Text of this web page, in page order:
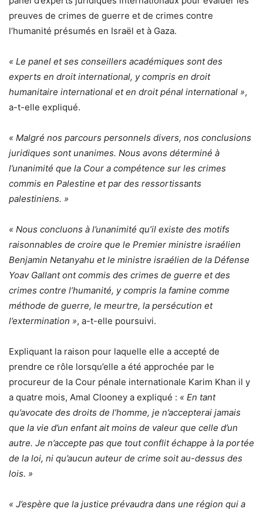
preuves de crimes de guerre et de crimes contre
l’humanité présumés en Israël et à Gaza.
« Le panel et ses conseillers académiques sont des
experts en droit international, y compris en droit
humanitaire international et en droit pénal international »,
a-t-elle expliqué.
« Malgré nos parcours personnels divers, nos conclusions
juridiques sont unanimes. Nous avons déterminé à
l’unanimité que la Cour a compétence sur les crimes
commis en Palestine et par des ressortissants
palestiniens. »
« Nous concluons à l’unanimité qu’il existe des motifs
raisonnables de croire que le Premier ministre israélien
Benjamin Netanyahu et le ministre israélien de la Défense
Yoav Gallant ont commis des crimes de guerre et des
crimes contre l’humanité, y compris la famine comme
méthode de guerre, le meurtre, la persécution et
l’extermination », a-t-elle poursuivi.
Expliquant la raison pour laquelle elle a accepté de
prendre ce rôle lorsqu’elle a été approchée par le
procureur de la Cour pénale internationale Karim Khan il y
a quatre mois, Amal Clooney a expliqué : « En tant
qu’avocate des droits de l’homme, je n’accepterai jamais
que la vie d’un enfant ait moins de valeur que celle d’un
autre. Je n’accepte pas que tout conflit échappe à la portée
de la loi, ni qu’aucun auteur de crime soit au-dessus des
lois. »
« J’espère que la justice prévaudra dans une région qui a